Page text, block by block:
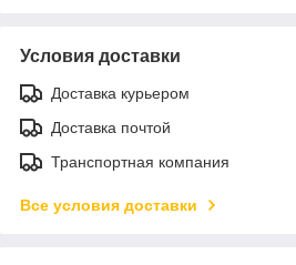
Условия доставки
Доставка курьером
Доставка почтой
Транспортная компания
Все условия доставки